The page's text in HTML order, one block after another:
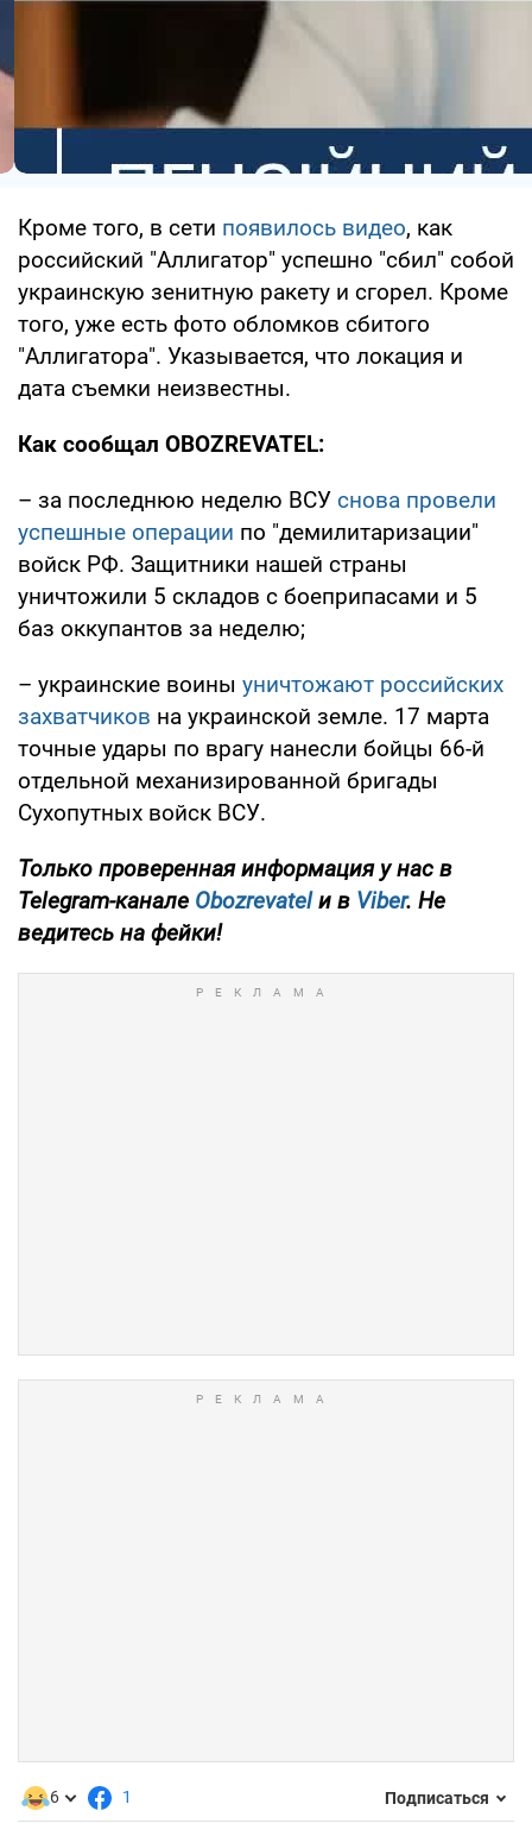
Кроме того, в сети появилось видео, как
российский "Аллигатор" успешно "сбил" собой
украинскую зенитную ракету и сгорел. Кроме
того, уже есть фото обломков сбитого
"Аллигатора". Указывается, что локация и
дата съемки неизвестны.
Как сообщал OBOZREVATEL:
– за последнюю неделю ВСУ снова провели
успешные операции по "демилитаризации"
войск РФ. Защитники нашей страны
уничтожили 5 складов с боеприпасами и 5
баз оккупантов за неделю;
– украинские воины уничтожают российских
захватчиков на украинской земле. 17 марта
точные удары по врагу нанесли бойцы 66-й
отдельной механизированной бригады
Сухопутных войск ВСУ.
Только проверенная информация у нас в
Telegram-канале Obozrevatelи в Viber. Не
ведитесь на фейки!
6 1 Подписаться